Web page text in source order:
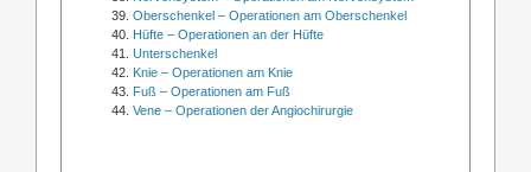
Oberschenkel – Operationen am Oberschenkel
Hüfte – Operationen an der Hüfte
Unterschenkel
Knie – Operationen am Knie
Fuß – Operationen am Fuß
Vene – Operationen der Angiochirurgie